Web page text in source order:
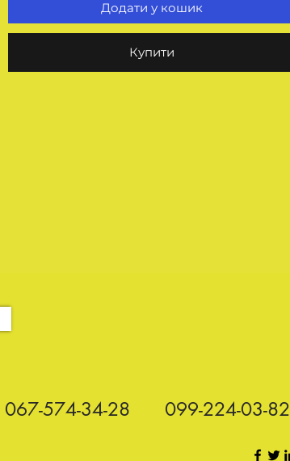
Додати у кошик
Купити
067-574-34-28 099-224-03-82